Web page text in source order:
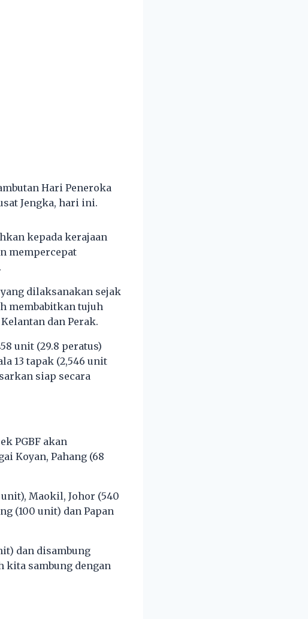
Hari Peneroka
Jengka, hari ini.
kepada kerajaan
mempercepat
dilaksanakan sejak
membabitkan tujuh
dan Perak.
unit (29.8 peratus)
13 tapak (2,546 unit
siap secara
PGBF akan
Koyan, Pahang (68
Maokil, Johor (540
(100 unit) dan Papan
dan disambung
kita sambung dengan